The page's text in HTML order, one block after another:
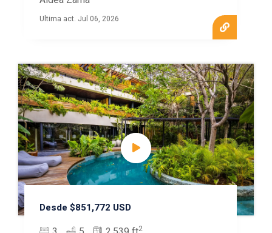
Ultima act. Jul 06, 2026
Desde $851,772 USD
2